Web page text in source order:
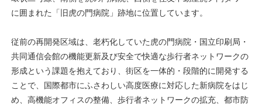
に囲まれた「旧虎の門病院」跡地に位置しています。
従前の再開発区域は、老朽化していた虎の門病院・国立印刷局・
共同通信会館の機能更新及び安全で快適な歩行者ネットワークの
形成という課題を抱えており、街区を一体的・段階的に開発する
ことで、国際都市にふさわしい高度医療に対応した新病院をはじ
め、高機能オフィスの整備、歩行者ネットワークの拡充、都市防